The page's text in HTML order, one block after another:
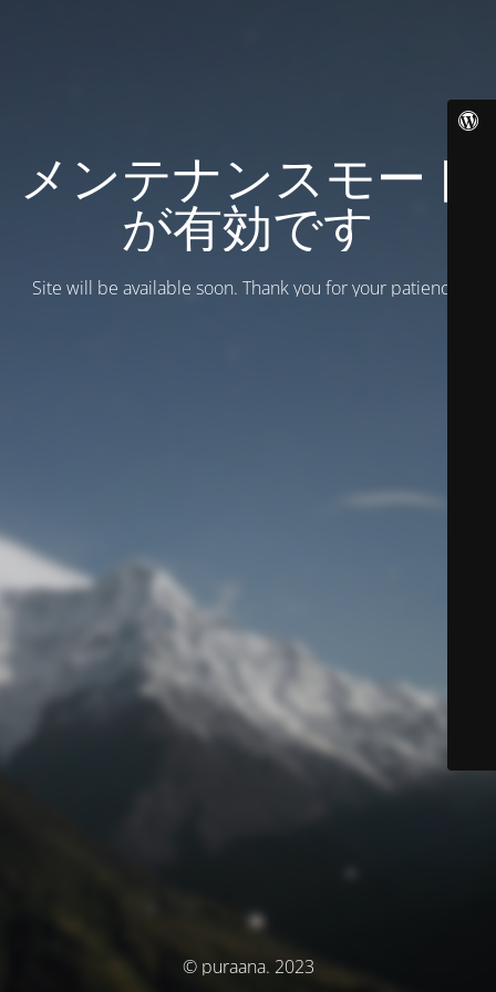
メンテナンスモード
が有効です
Site will be available soon. Thank you for your patience!
© puraana. 2023